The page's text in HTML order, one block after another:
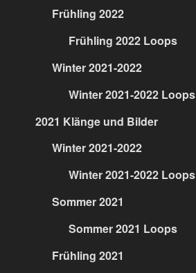
Frühling 2022
Frühling 2022 Loops
Winter 2021-2022
Winter 2021-2022 Loops
2021 Klänge und Bilder
Winter 2021-2022
Winter 2021-2022 Loops
Sommer 2021
Sommer 2021 Loops
Frühling 2021